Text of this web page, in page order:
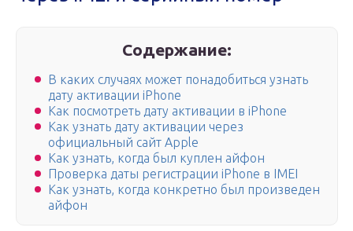
Содержание:
В каких случаях может понадобиться узнать
дату активации iPhone
Как посмотреть дату активации в iPhone
Как узнать дату активации через
официальный сайт Apple
Как узнать, когда был куплен айфон
Проверка даты регистрации iPhone в IMEI
Как узнать, когда конкретно был произведен
айфон